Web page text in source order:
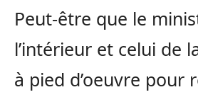
Peut-être que le
l’intérieur et celui de
à pied d’oeuvre pour